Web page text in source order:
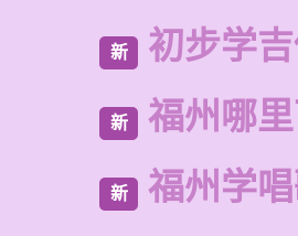
新 初步学
新 福州哪
新 福州学